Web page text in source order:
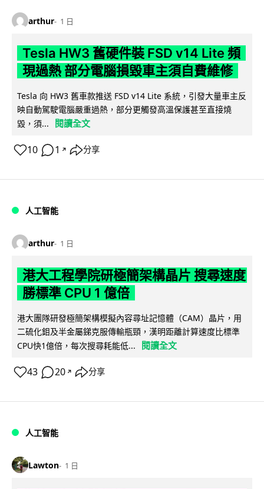
arthur 1 日
Tesla HW3 舊硬件裝 FSD v14 Lite 頻
現過熱 部分電腦損毀車主須自費維修
Tesla 向 HW3 舊車款推送 FSD v14 Lite 系統，引發大量車主反
映自動駕駛電腦嚴重過熱，部分更觸發高溫保護甚至直接燒
毀，須...
閱讀全文
10 1 ↗ 分享
人工智能
arthur 1 日
港大工程學院研極簡架構晶片 搜尋速度
勝標準 CPU 1 億倍
港大團隊研發極簡架構模擬內容尋址記憶體（CAM）晶片，用
二硫化鉬及半金屬銻克服傳輸瓶頸，漢明距離計算速度比標準
CPU快1億倍，每次搜尋耗能低...
閱讀全文
43 20 ↗ 分享
人工智能
Lawton 1 日